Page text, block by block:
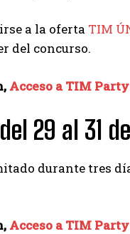
a la oferta TIM
del concurso.
Acceso a TIM
29 al 31
durante tres
Acceso a TIM